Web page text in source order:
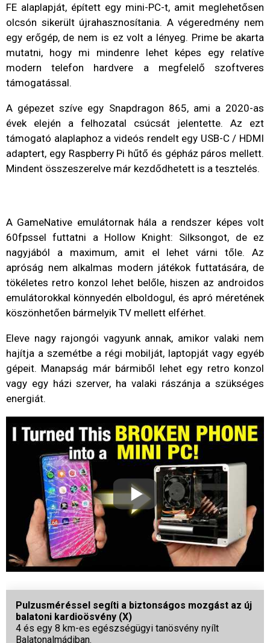
FE alaplapját, épített egy mini-PC-t, amit meglehetősen
olcsón sikerült újrahasznosítania. A végeredmény nem
egy erőgép, de nem is ez volt a lényeg. Prime be akarta
mutatni, hogy mi mindenre lehet képes egy relatíve
modern telefon hardvere a megfelelő szoftveres
támogatással.
A gépezet szíve egy Snapdragon 865, ami a 2020-as
évek elején a felhozatal csúcsát jelentette. Az ezt
támogató alaplaphoz a videós rendelt egy USB-C / HDMI
adaptert, egy Raspberry Pi hűtő és gépház páros mellett.
Mindent összeszerelve már kezdődhetett is a tesztelés.
A GameNative emulátornak hála a rendszer képes volt
60fpssel futtatni a Hollow Knight: Silksongot, de ez
nagyjából a maximum, amit el lehet várni tőle. Az
apróság nem alkalmas modern játékok futtatására, de
tökéletes retro konzol lehet belőle, hiszen az androidos
emulátorokkal könnyedén elboldogul, és apró méretének
köszönhetően bármelyik TV mellett elférhet.
Eleve nagy rajongói vagyunk annak, amikor valaki nem
hajítja a szemétbe a régi mobilját, laptopját vagy egyéb
gépeit. Manapság már bármiből lehet egy retro konzol
vagy egy házi szerver, ha valaki rászánja a szükséges
energiát.
Pulzusméréssel segíti a biztonságos mozgást az új
balatoni kardioösvény (X)
4 és egy 8 km-es egészségügyi tanösvény nyílt
Balatonalmádiban.